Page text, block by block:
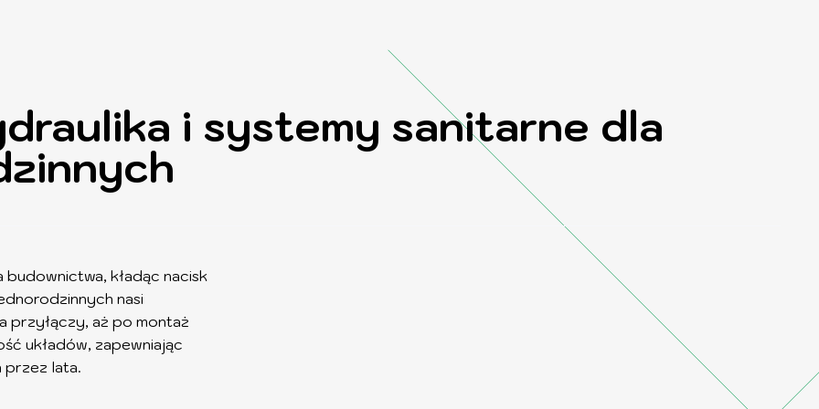
i systemy sanitarne dla
kładąc nacisk
nasi
przyłączy, aż po montaż
układów, zapewniając
przez lata.